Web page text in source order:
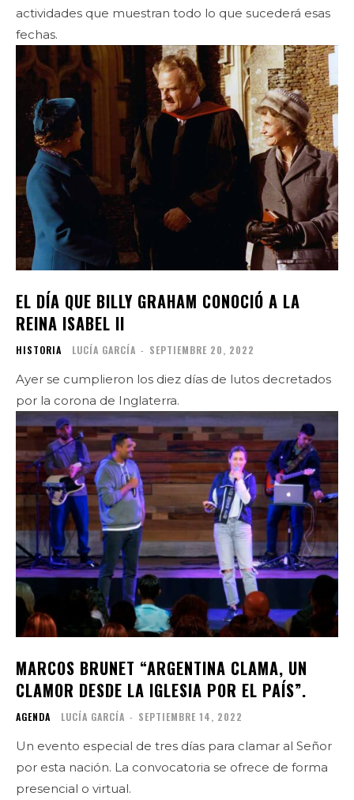
actividades que muestran todo lo que sucederá esas
fechas.
EL DÍA QUE BILLY GRAHAM CONOCIÓ A LA
REINA ISABEL II
HISTORIA LUCÍA GARCÍA - SEPTIEMBRE 20, 2022
Ayer se cumplieron los diez días de lutos decretados
por la corona de Inglaterra.
MARCOS BRUNET “ARGENTINA CLAMA, UN
CLAMOR DESDE LA IGLESIA POR EL PAÍS”.
AGENDA LUCÍA GARCÍA - SEPTIEMBRE 14, 2022
Un evento especial de tres días para clamar al Señor
por esta nación. La convocatoria se ofrece de forma
presencial o virtual.